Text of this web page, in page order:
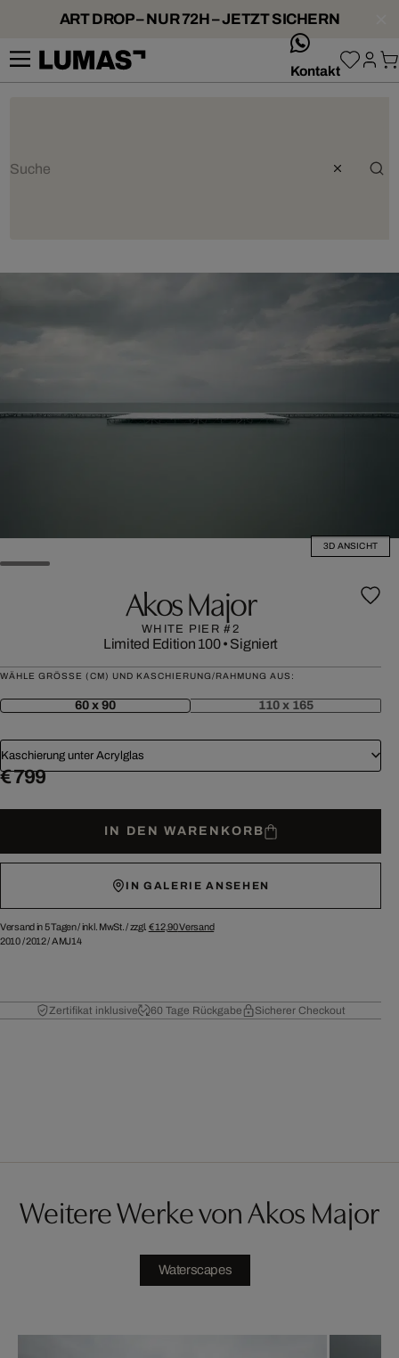
ART DROP – NUR 72H – JETZT SICHERN
Kontakt
3D ANSICHT
Akos Major
WHITE PIER #2
Limited Edition 100• Signiert
WÄHLE GRÖSSE (CM) UND KASCHIERUNG/RAHMUNG AUS:
60 x 90 110 x 165
Kaschierung unter Acrylglas
€ 799
IN DEN WARENKORB
IN GALERIE ANSEHEN
Versand in 5 Tagen /inkl. MwSt. / zzgl. € 12,90Versand
2010/2012/AMJ14
Zertifikat inklusive 60 Tage Rückgabe Sicherer Checkout
Weitere Werke von Akos Major
Waterscapes